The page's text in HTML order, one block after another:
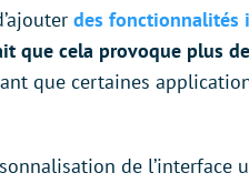
des fonctionnalités
que cela provoque plus
que certaines
de l’interface